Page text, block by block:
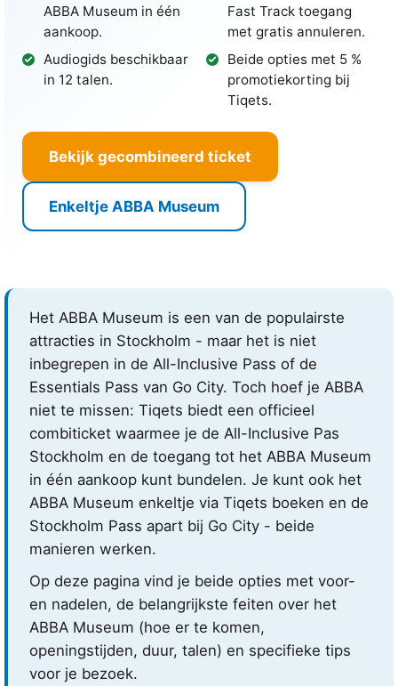
ABBA Museum in één
aankoop.
Fast Track toegang
met gratis annuleren.
Audiogids beschikbaar
in 12 talen.
Beide opties met 5 %
promotiekorting bij
Tiqets.
Bekijk gecombineerd ticket
Enkeltje ABBA Museum
Het ABBA Museum is een van de populairste
attracties in Stockholm - maar het is niet
inbegrepen in de All-Inclusive Pass of de
Essentials Pass van Go City. Toch hoef je ABBA
niet te missen: Tiqets biedt een officieel
combiticket waarmee je de All-Inclusive Pas
Stockholm en de toegang tot het ABBA Museum
in één aankoop kunt bundelen. Je kunt ook het
ABBA Museum enkeltje via Tiqets boeken en de
Stockholm Pass apart bij Go City - beide
manieren werken.
Op deze pagina vind je beide opties met voor-
en nadelen, de belangrijkste feiten over het
ABBA Museum (hoe er te komen,
openingstijden, duur, talen) en specifieke tips
voor je bezoek.